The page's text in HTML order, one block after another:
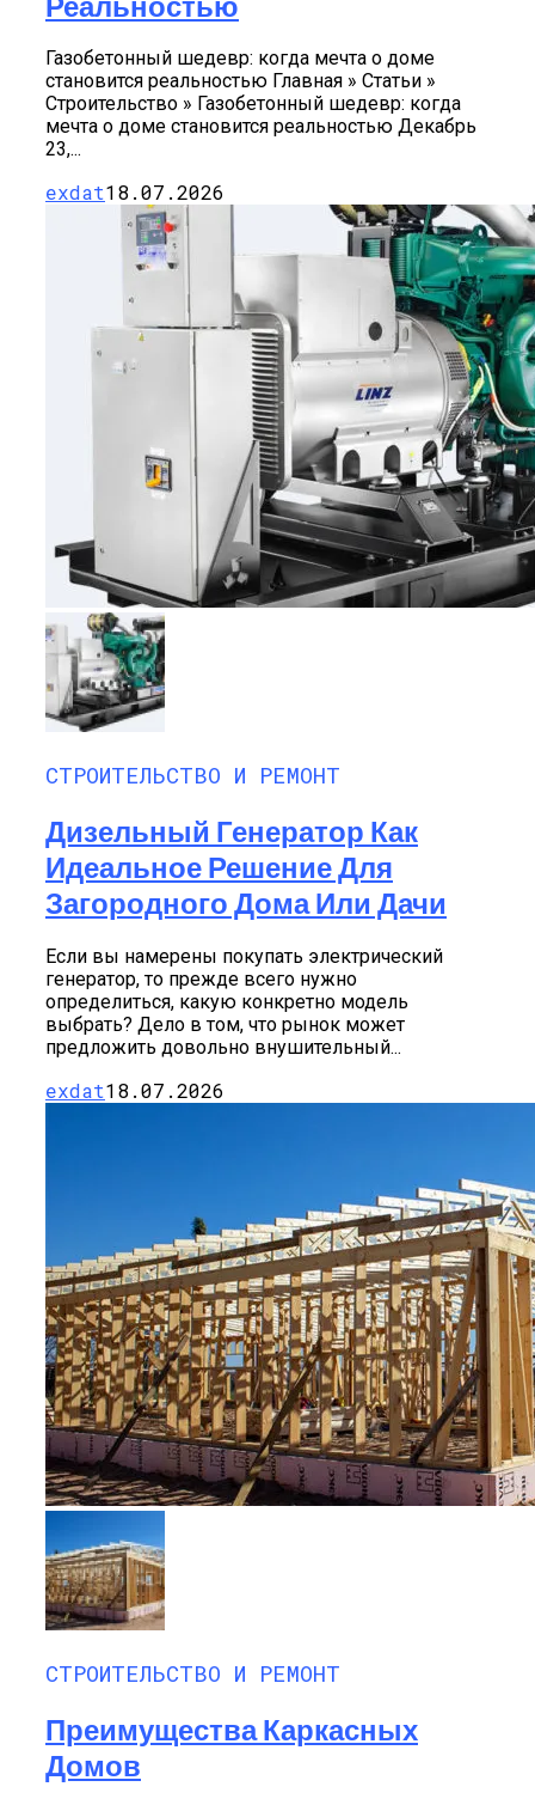
Газобетонный шедевр: когда мечта о доме
становится реальностью Главная » Статьи »
Строительство » Газобетонный шедевр: когда
мечта о доме становится реальностью Декабрь
23,...
exdat18.07.2026
СТРОИТЕЛЬСТВО И РЕМОНТ
Дизельный Генератор Как
Идеальное Решение Для
Загородного Дома Или Дачи
Если вы намерены покупать электрический
генератор, то прежде всего нужно
определиться, какую конкретно модель
выбрать? Дело в том, что рынок может
предложить довольно внушительный...
exdat18.07.2026
СТРОИТЕЛЬСТВО И РЕМОНТ
Преимущества Каркасных
Домов